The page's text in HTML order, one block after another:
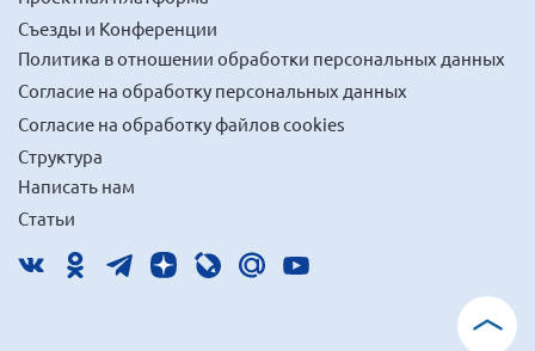
Съезды и Конференции
Политика в отношении обработки персональных данных
Согласие на обработку персональных данных
Согласие на обработку файлов cookies
Структура
Написать нам
Статьи